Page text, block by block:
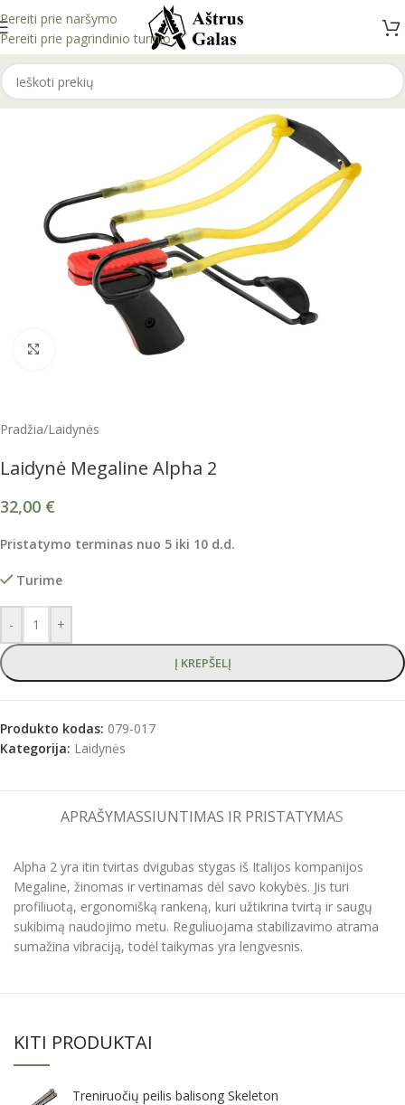
Pereiti prie naršymo
Pereiti prie pagrindinio turinio
Spustelėkite, kad padidintumėte
Pradžia/Laidynės
Laidynė Megaline Alpha 2
32,00 €
Pristatymo terminas nuo 5 iki 10 d.d.
Turime
- +
Į KREPŠELĮ
Produkto kodas: 079-017
Kategorija: Laidynės
APRAŠYMASSIUNTIMAS IR PRISTATYMAS
Alpha 2 yra itin tvirtas dvigubas stygas iš Italijos kompanijos
Megaline, žinomas ir vertinamas dėl savo kokybės. Jis turi
profiliuotą, ergonomišką rankeną, kuri užtikrina tvirtą ir saugų
sukibimą naudojimo metu. Reguliuojama stabilizavimo atrama
sumažina vibraciją, todėl taikymas yra lengvesnis.
KITI PRODUKTAI
Treniruočių peilis balisong Skeleton